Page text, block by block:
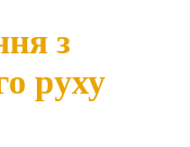
з
руху